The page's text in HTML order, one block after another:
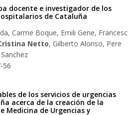
docente e investigador de los
de Cataluña
Carme Boque, Emili Gene, Francesc
Netto, Gilberto Alonso, Pere
56
de los servicios de urgencias
acerca de la creación de la
Medicina de Urgencias y